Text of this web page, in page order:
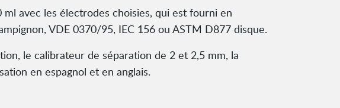
avec les électrodes choisies, qui est fourni en
VDE 0370/95, IEC 156 ou ASTM D877 disque.
le calibrateur de séparation de 2 et 2,5 mm, la
en espagnol et en anglais.